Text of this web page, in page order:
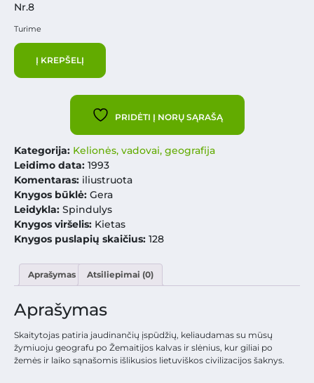
Nr.8
Turime
Į KREPŠELĮ
PRIDĖTI Į NORŲ SĄRAŠĄ
Kategorija: Kelionės, vadovai, geografija
Leidimo data: 1993
Komentaras: iliustruota
Knygos būklė: Gera
Leidykla: Spindulys
Knygos viršelis: Kietas
Knygos puslapių skaičius: 128
Aprašymas Atsiliepimai (0)
Aprašymas
Skaitytojas patiria jaudinančių įspūdžių, keliaudamas su mūsų
žymiuoju geografu po Žemaitijos kalvas ir slėnius, kur giliai po
žemės ir laiko sąnašomis išlikusios lietuviškos civilizacijos šaknys.